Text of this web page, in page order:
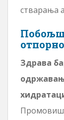
стварања
Здрава